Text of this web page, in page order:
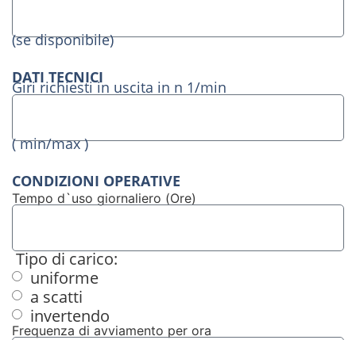
(se disponibile)
DATI TECNICI
Giri richiesti in uscita in n 1/min
( min/max )
CONDIZIONI OPERATIVE
Tempo d`uso giornaliero (Ore)
Tipo di carico:
uniforme
a scatti
invertendo
Frequenza di avviamento per ora